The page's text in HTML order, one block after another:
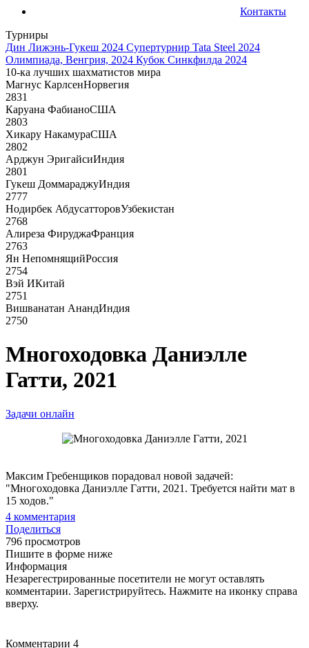
Контакты
Турниры
Дин Лижэнь-Гукеш 2024 Супертурнир Tata Steel 2024
Олимпиада, Венгрия, 2024 Кубок Синкфилда 2024
10-ка лучших шахматистов мира
Магнус КарлсенНорвегия
2831
Каруана ФабианоСША
2803
Хикару НакамураСША
2802
Арджун ЭригайсиИндия
2801
Гукеш ДоммараджуИндия
2777
Нодирбек АбдусатторовУзбекистан
2768
Алиреза ФируджаФранция
2763
Ян НепомнящийРоссия
2754
Вэй ИКитай
2751
Вишванатан АнандИндия
2750
Многоходовка Даниэлле
Гатти, 2021
Задачи онлайн
Максим Гребенщиков порадовал новой задачей:
"Многоходовка Даниэлле Гатти, 2021. Требуется найти мат в
15 ходов."
4 комментария
Поделиться
796 просмотров
Пишите в форме ниже
Информация
Незарегестрированные посетители не могут оставлять
комментарии. Зарегистрируйтесь. Нажмите на иконку справа
вверху.
Комментарии 4